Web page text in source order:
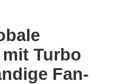
Turbo
Fan-